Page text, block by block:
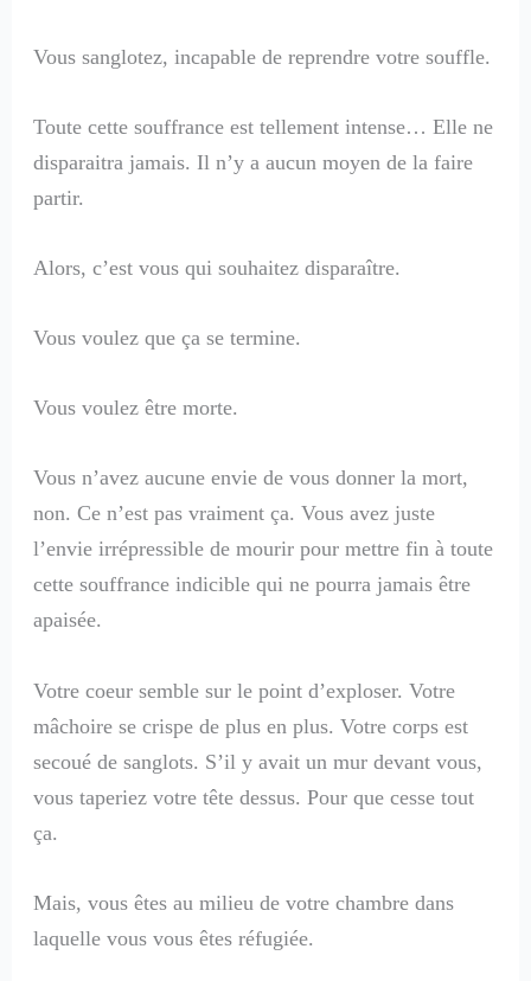
Vous sanglotez, incapable de reprendre votre souffle.
Toute cette souffrance est tellement intense… Elle ne
disparaitra jamais. Il n’y a aucun moyen de la faire
partir.
Alors, c’est vous qui souhaitez disparaître.
Vous voulez que ça se termine.
Vous voulez être morte.
Vous n’avez aucune envie de vous donner la mort,
non. Ce n’est pas vraiment ça. Vous avez juste
l’envie irrépressible de mourir pour mettre fin à toute
cette souffrance indicible qui ne pourra jamais être
apaisée.
Votre coeur semble sur le point d’exploser. Votre
mâchoire se crispe de plus en plus. Votre corps est
secoué de sanglots. S’il y avait un mur devant vous,
vous taperiez votre tête dessus. Pour que cesse tout
ça.
Mais, vous êtes au milieu de votre chambre dans
laquelle vous vous êtes réfugiée.